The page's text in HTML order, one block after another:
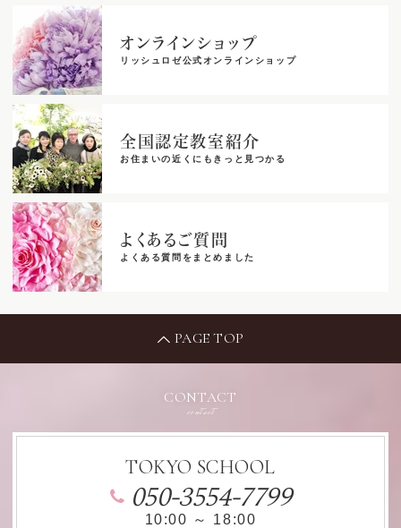
オンラインショップ
リッシュロゼ公式オンラインショップ
全国認定教室紹介
お住まいの近くにもきっと見つかる
よくあるご質問
よくある質問をまとめました
PAGE TOP
CONTACT
contact
TOKYO SCHOOL
050-3554-7799
10:00 ～ 18:00